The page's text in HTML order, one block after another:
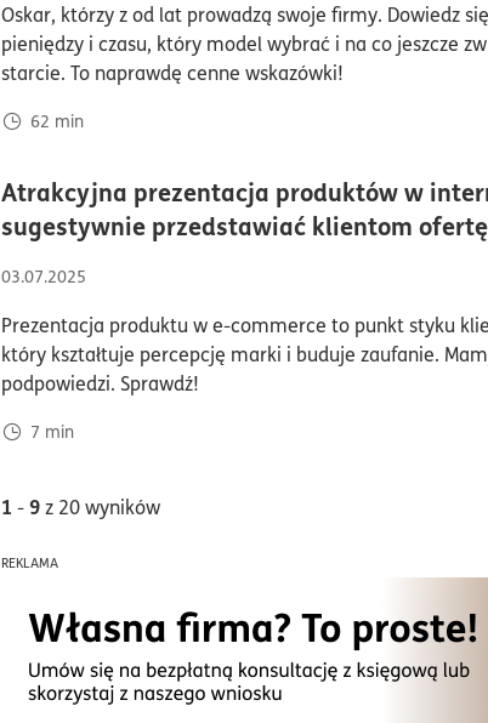
Oskar, którzy z od lat prowadzą swoje firmy. Dowiedz
pieniędzy i czasu, który model wybrać i na co jeszcze
starcie. To naprawdę cenne wskazówki!
62 min
Atrakcyjna prezentacja produktów w
sugestywnie przedstawiać klientom
03.07.2025
Prezentacja produktu w e-commerce to punkt styku
który kształtuje percepcję marki i buduje zaufanie.
podpowiedzi. Sprawdź!
7 min
1-9z 20 wyników
REKLAMA